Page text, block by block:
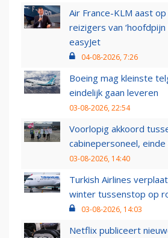
Air France-KLM aast
reizigers van
easyJet
04-08-2026, 7:26
Boeing mag kleinste
eindelijk gaan leveren
03-08-2026, 22:54
Voorlopig akkoord
cabinepersoneel,
03-08-2026, 14:40
Turkish Airlines
winter tussenstop op
03-08-2026, 14:03
Netflix publiceert